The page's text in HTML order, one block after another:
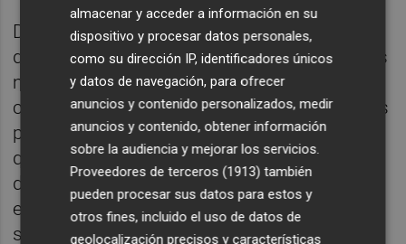
Desde la pandemia, las proyecciones de
datos económicos por parte de los analistas
macroeconómicos han sido sujetas a
constantes revisiones sobre todo motivados
por la incertidumbre de los acontecimientos
que han acontecido. Se ha hablado mucho
de si puede existir un escenario de recesión
en los próximos años pero parece que esta
situación no es muy probable, según los el
almacenar y acceder a información en su
dispositivo y procesar datos personales,
como su dirección IP, identificadores únicos
y datos de navegación, para ofrecer
anuncios y contenido personalizados, medir
anuncios y contenido, obtener información
sobre la audiencia y mejorar los servicios.
Proveedores de terceros (1913) también
pueden procesar sus datos para estos y
otros fines, incluido el uso de datos de
geolocalización precisos y características